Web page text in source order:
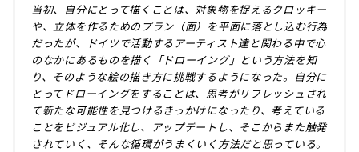
当初、自分にとって描くことは、対象物を捉えるクロッキー
や、立体を作るためのプラン（面）を平面に落とし込む行為
だったが、ドイツで活動するアーティスト達と関わる中で心
のなかにあるものを描く「ドローイング」という方法を知
り、そのような絵の描き方に挑戦するようになった。自分に
とってドローイングをすることは、思考がリフレッシュされ
て新たな可能性を見つけるきっかけになったり、考えている
ことをビジュアル化し、アップデートし、そこからまた触発
されていく、そんな循環がうまくいく方法だと思っている。